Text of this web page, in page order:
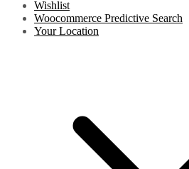
Wishlist
Woocommerce Predictive Search
Your Location